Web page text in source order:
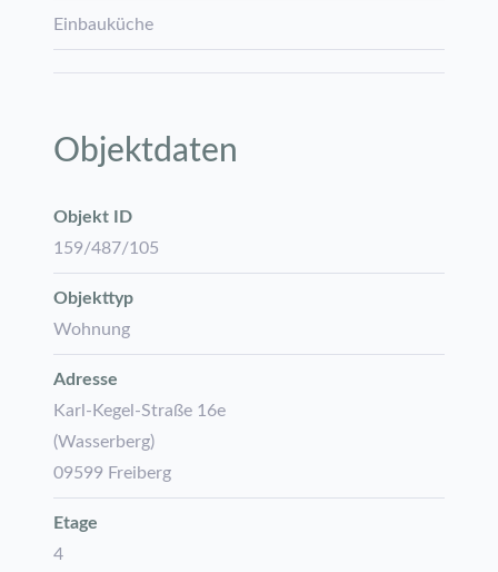
Einbauküche
Objektdaten
Objekt ID
159/487/105
Objekttyp
Wohnung
Adresse
Karl-Kegel-Straße 16e
(Wasserberg)
09599 Freiberg
Etage
4